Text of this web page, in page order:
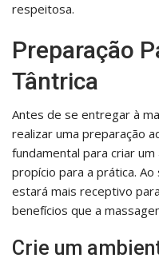
respeitosa.
Preparação
Tântrica
Antes de se entregar à
realizar uma preparação
fundamental para criar
propício para a prática.
estará mais receptivo
benefícios que a
Crie um